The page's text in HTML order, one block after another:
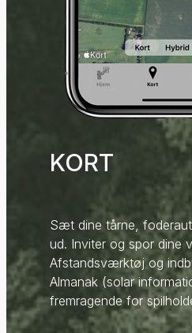
KORT
Sæt dine tårne,
ud. Inviter og spor dine
Afstandsværktøj og
Almanak (solar
fremragende for